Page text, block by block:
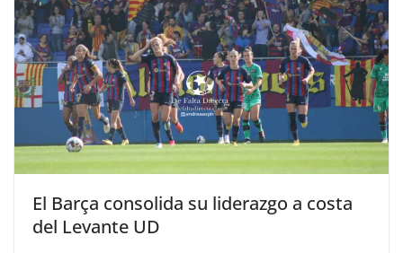
El Barça consolida su liderazgo a costa
del Levante UD